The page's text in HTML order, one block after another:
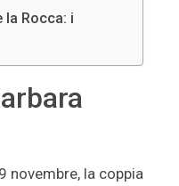
la Rocca: i
novembre, la coppia